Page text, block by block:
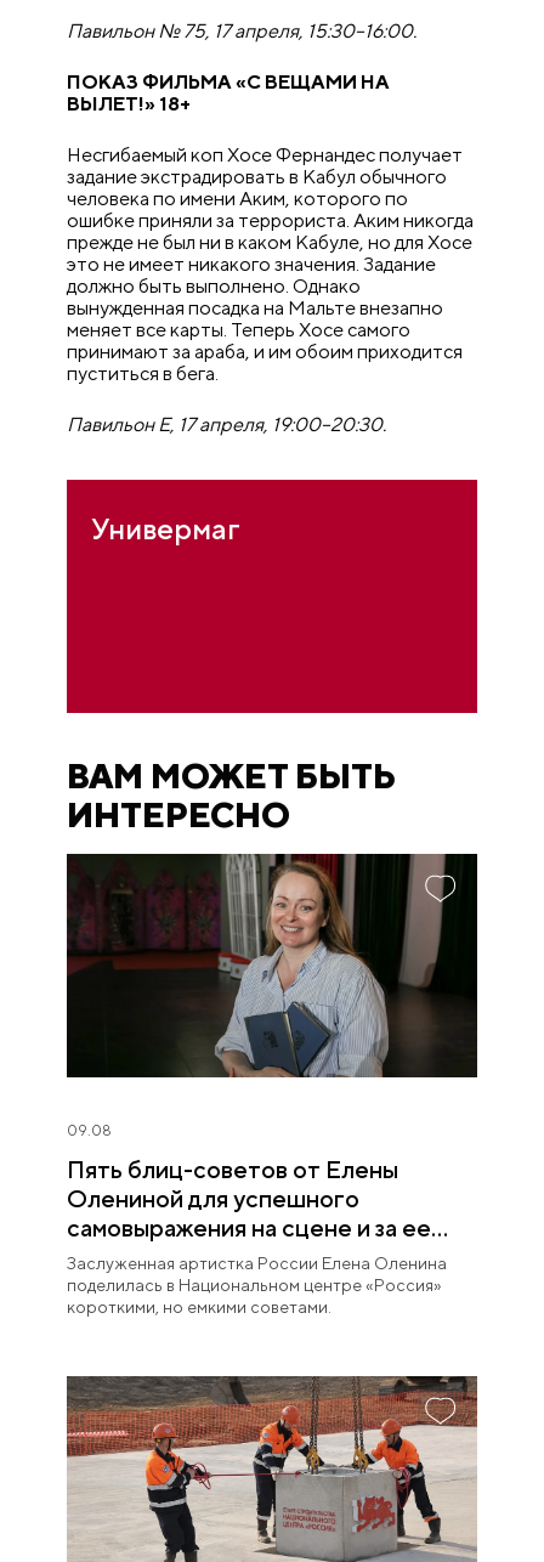
Павильон № 75, 17 апреля, 15:30–16:00.
ПОКАЗ ФИЛЬМА «С ВЕЩАМИ НА
ВЫЛЕТ!» 18+
Несгибаемый коп Хосе Фернандес получает
задание экстрадировать в Кабул обычного
человека по имени Аким, которого по
ошибке приняли за террориста. Аким никогда
прежде не был ни в каком Кабуле, но для Хосе
это не имеет никакого значения. Задание
должно быть выполнено. Однако
вынужденная посадка на Мальте внезапно
меняет все карты. Теперь Хосе самого
принимают за араба, и им обоим приходится
пуститься в бега.
Павильон E, 17 апреля, 19:00–20:30.
Универмаг
ВАМ МОЖЕТ БЫТЬ
ИНТЕРЕСНО
09.08
Пять блиц-советов от Елены
Олениной для успешного
самовыражения на сцене и за ее
пределами
Заслуженная артистка России Елена Оленина
поделилась в Национальном центре «Россия»
короткими, но емкими советами.